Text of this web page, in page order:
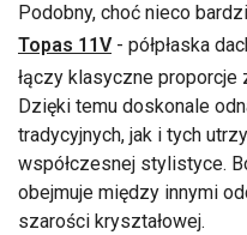
Podobny, choć nieco
Topas 11V- półpłaska
łączy klasyczne
Dzięki temu doskonale
tradycyjnych, jak i tych
współczesnej stylistyce.
obejmuje między innymi
szarości kryształowej.